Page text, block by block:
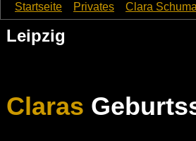
Startseite Privates Clara
Leipzig
Claras